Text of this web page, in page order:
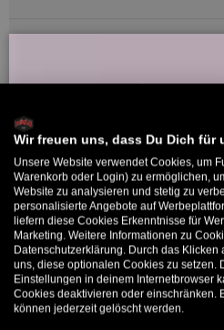
Sehr guter fit und hochwertig
Bewertungen in anderen
Gabin miche
Willkommens-Rabattcode
Bis zu 11% Rabatt auf deine
kannst nur 1x
5% ab €80 9% ab
E-Mail
MÄNNER
Wir freuen uns, dass Du Dich für
Unsere Website verwendet Cookies, um
Warenkorb oder Login) zu ermöglichen,
Website zu analysieren und stetig zu
personalisierte Angebote auf
liefern diese Cookies Erkenntnisse für
Marketing. Weitere Informationen zu
Datenschutzerklärung. Durch das Klicken
uns, diese optionalen Cookies zu setzen.
Einstellungen in deinem Internetbrowser
Cookies deaktivieren oder einschränken.
können jederzeit gelöscht werden.